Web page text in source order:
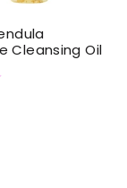
Cleansing Oil